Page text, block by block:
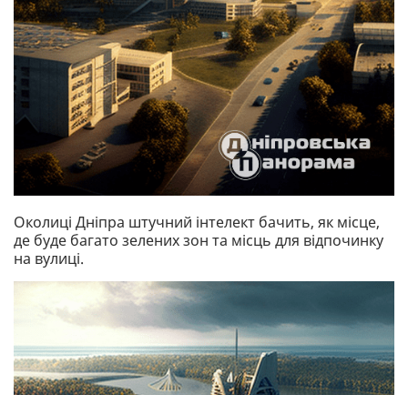
Околиці Дніпра штучний інтелект бачить, як місце,
де буде багато зелених зон та місць для відпочинку
на вулиці.